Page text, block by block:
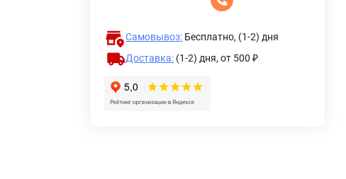
Самовывоз: Бесплатно, (1-2) дня
Доставка: (1-2) дня,от 500 ₽